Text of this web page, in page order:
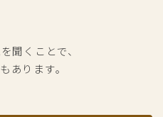
聞くことで、
あります。